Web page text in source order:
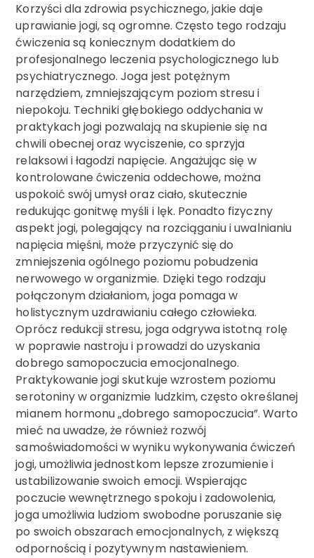
Korzyści dla zdrowia psychicznego, jakie daje
uprawianie jogi, są ogromne. Często tego rodzaju
ćwiczenia są koniecznym dodatkiem do
profesjonalnego leczenia psychologicznego lub
psychiatrycznego. Joga jest potężnym
narzędziem, zmniejszającym poziom stresu i
niepokoju. Techniki głębokiego oddychania w
praktykach jogi pozwalają na skupienie się na
chwili obecnej oraz wyciszenie, co sprzyja
relaksowi i łagodzi napięcie. Angażując się w
kontrolowane ćwiczenia oddechowe, można
uspokoić swój umysł oraz ciało, skutecznie
redukując gonitwę myśli i lęk. Ponadto fizyczny
aspekt jogi, polegający na rozciąganiu i uwalnianiu
napięcia mięśni, może przyczynić się do
zmniejszenia ogólnego poziomu pobudzenia
nerwowego w organizmie. Dzięki tego rodzaju
połączonym działaniom, joga pomaga w
holistycznym uzdrawianiu całego człowieka.
Oprócz redukcji stresu, joga odgrywa istotną rolę
w poprawie nastroju i prowadzi do uzyskania
dobrego samopoczucia emocjonalnego.
Praktykowanie jogi skutkuje wzrostem poziomu
serotoniny w organizmie ludzkim, często określanej
mianem hormonu „dobrego samopoczucia”. Warto
mieć na uwadze, że również rozwój
samoświadomości w wyniku wykonywania ćwiczeń
jogi, umożliwia jednostkom lepsze zrozumienie i
ustabilizowanie swoich emocji. Wspierając
poczucie wewnętrznego spokoju i zadowolenia,
joga umożliwia ludziom swobodne poruszanie się
po swoich obszarach emocjonalnych, z większą
odpornością i pozytywnym nastawieniem.